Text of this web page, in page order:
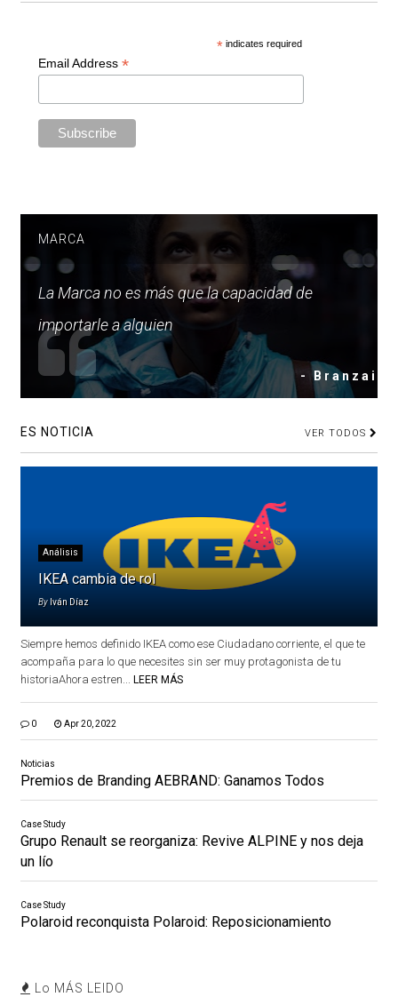
* indicates required
Email Address *
MARCA
La Marca no es más que la capacidad de
importarle a alguien
- Branzai
ES NOTICIA VER TODOS
Análisis
IKEA cambia de rol
By Iván Díaz
Siempre hemos definido IKEA como ese Ciudadano corriente, el que te
acompaña para lo que necesites sin ser muy protagonista de tu
historiaAhora estren... LEER MÁS
0 Apr 20, 2022
Noticias
Premios de Branding AEBRAND: Ganamos Todos
Case Study
Grupo Renault se reorganiza: Revive ALPINE y nos deja
un lío
Case Study
Polaroid reconquista Polaroid: Reposicionamiento
Lo MÁS LEIDO